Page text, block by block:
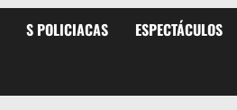
S POLICIACAS ESPECTÁCULOS